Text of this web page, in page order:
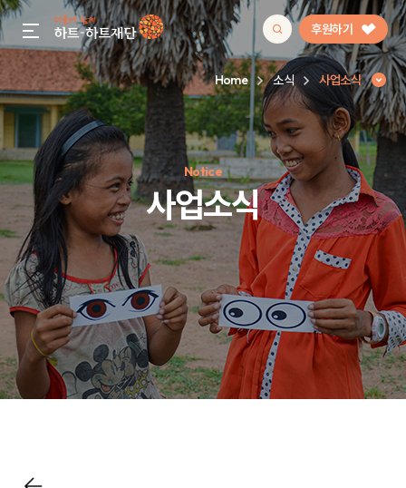
gnb menu open 후원하기
인기 키워드
#정기후원#하트플레이스#캠페인#팬덤후원
Home 소식 사업소식
Notice
사업소식
사업소식